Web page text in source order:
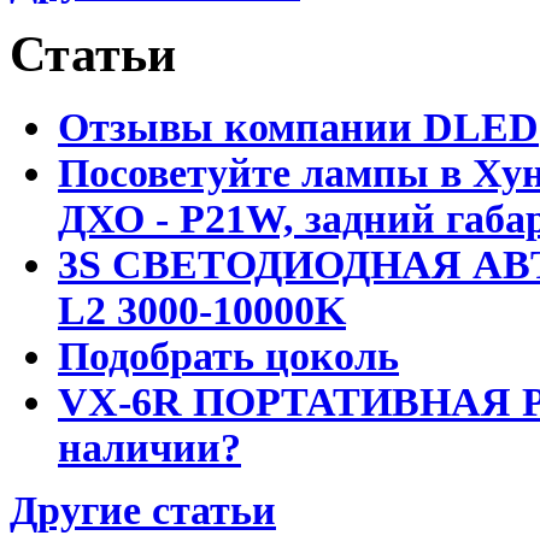
Статьи
Отзывы компании DLED
Посоветуйте лампы в
ДХО - P21W, задний
3S СВЕТОДИОДНАЯ
L2 3000-10000K
Подобрать цоколь
VX-6R ПОРТАТИВНАЯ
наличии?
Другие статьи